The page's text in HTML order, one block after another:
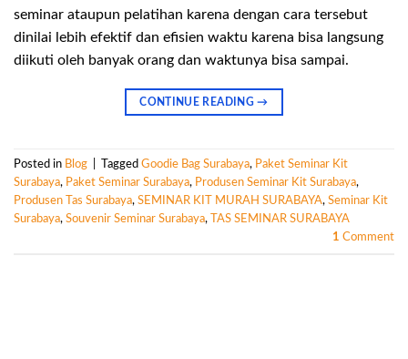
seminar ataupun pelatihan karena dengan cara tersebut
dinilai lebih efektif dan efisien waktu karena bisa langsung
diikuti oleh banyak orang dan waktunya bisa sampai.
CONTINUE READING→
Posted in Blog Tagged Goodie Bag Surabaya, Paket Seminar Kit
Surabaya, Paket Seminar Surabaya, Produsen Seminar Kit Surabaya,
Produsen Tas Surabaya, SEMINAR KIT MURAH SURABAYA, Seminar Kit
Surabaya, Souvenir Seminar Surabaya,
TAS SEMINAR SURABAYA
1 Comment